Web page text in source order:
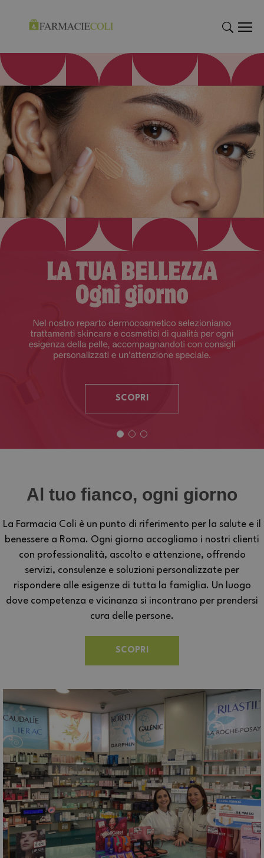
"Cerca
SCOPRI
Al tuo fianco, ogni giorno
La Farmacia Coli è un punto di riferimento per la salute e il
benessere a Roma. Ogni giorno accogliamo i nostri clienti
con professionalità, ascolto e attenzione, offrendo
servizi, consulenze e soluzioni personalizzate per
rispondere alle esigenze di tutta la famiglia. Un luogo
dove competenza e vicinanza si incontrano per prendersi
cura delle persone.
SCOPRI